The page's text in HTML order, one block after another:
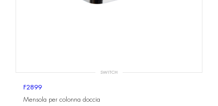
SWITCH
F2899
Mensola per colonna doccia